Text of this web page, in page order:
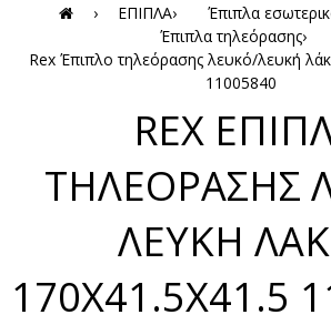
› ΕΠΙΠΛΑ› Έπιπλα
Έπιπλα τηλεόρασης›
Rex Έπιπλο τηλεόρασης λευκό/λευκή
11005840
REX
ΤΗΛΕΟΡΑΣΗΣ
ΛΕΥΚΗ
170X41.5X41.5